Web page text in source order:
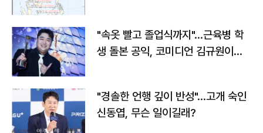
"속옷 빨고 졸업식까지"…근육병 학
생 돌본 공익, 코미디언 김규원이었
"경솔한 언행 깊이 반성"…고개 숙인
신동엽, 무슨 일이길래?